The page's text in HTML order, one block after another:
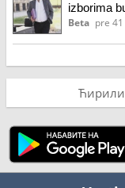
izborima
Beta pre